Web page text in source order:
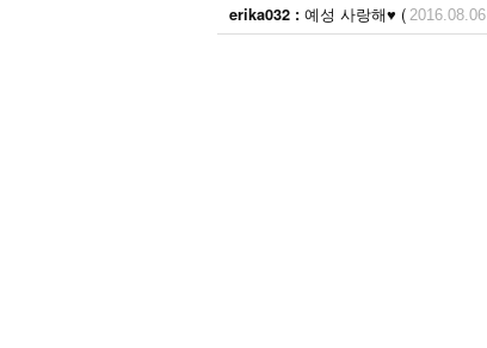
erika032 : 예성 사랑해♥ ( 2016.08.06